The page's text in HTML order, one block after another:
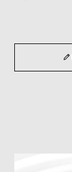
ョ
品